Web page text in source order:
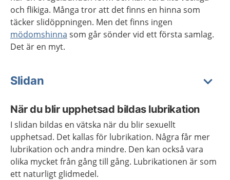
och flikiga. Många tror att det finns en hinna som
täcker slidöppningen. Men det finns ingen
mödomshinna som går sönder vid ett första samlag.
Det är en myt.
Slidan
När du blir upphetsad bildas lubrikation
I slidan bildas en vätska när du blir sexuellt
upphetsad. Det kallas för lubrikation. Några får mer
lubrikation och andra mindre. Den kan också vara
olika mycket från gång till gång. Lubrikationen är som
ett naturligt glidmedel.